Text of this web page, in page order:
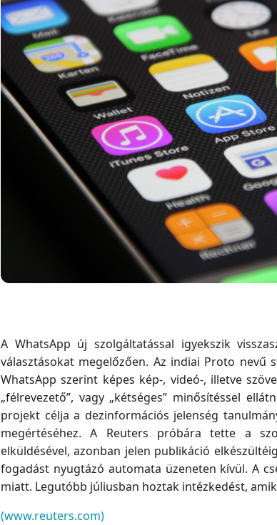
A WhatsApp új szolgáltatással igyekszik
választásokat megelőzően. Az indiai Proto nevű
WhatsApp szerint képes kép-, videó-, illetve
„félrevezető”, vagy „kétséges” minősítéssel
projekt célja a dezinformációs jelenség
megértéséhez. A Reuters próbára tette a
elküldésével, azonban jelen publikáció
fogadást nyugtázó automata üzeneten kívül. A
miatt. Legutóbb júliusban hoztak intézkedést,
(www.reuters.com)